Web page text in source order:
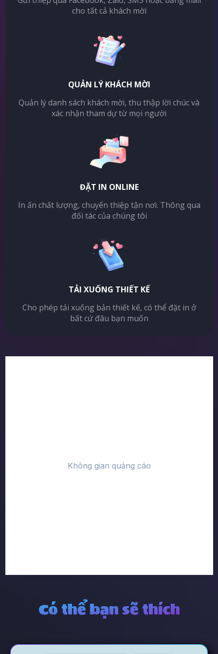
cho tất cả khách mời
QUẢN LÝ KHÁCH MỜI
Quản lý danh sách khách mời, thu thập lời chúc và
xác nhận tham dự từ mọi người
ĐẶT IN ONLINE
In ấn chất lượng, chuyển thiệp tận nơi. Thông qua
đối tác của chúng tôi
TẢI XUỐNG THIẾT KẾ
Cho phép tải xuống bản thiết kế, có thể đặt in ở
bất cứ đâu bạn muốn
Có thể bạn sẽ thích